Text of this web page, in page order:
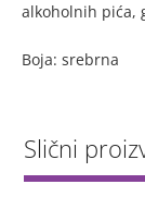
alkoholnih pića,
Boja: srebrna
Slični